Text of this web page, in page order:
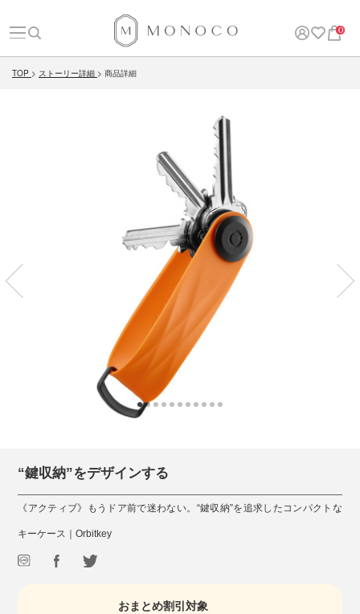
0
TOP ストーリー詳細 商品詳細
“鍵収納”をデザインする
《アクティブ》もうドア前で迷わない。“鍵収納”を追求したコンパクトな
キーケース｜Orbitkey
おまとめ割引対象